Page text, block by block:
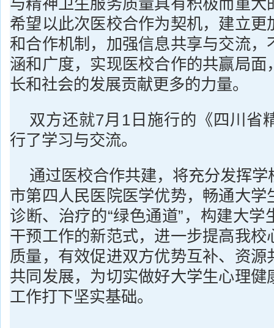
与精神卫生服务质量具有积极而重大
希望以此次医校合作为契机，建立更
和合作机制，加强信息共享与交流，
涵和广度，实现医校合作的共赢局面
长和社会的发展贡献更多的力量。
双方还就7月1日施行的《四川省
行了学习与交流。
通过医校合作共建，将充分发挥
市第四人民医院医学优势，畅通大学
诊断、治疗的“绿色通道”，构建大学
干预工作的新范式，进一步提高我校
质量，有效促进双方优势互补、资源
共同发展，为切实做好大学生心理健
工作打下坚实基础。